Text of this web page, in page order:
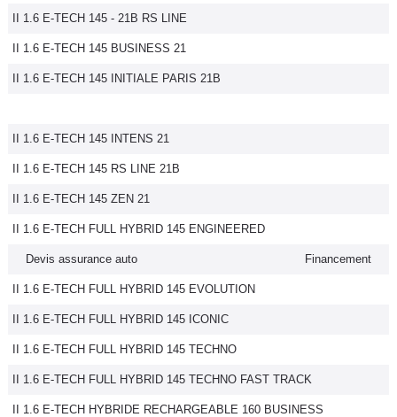
II 1.6 E-TECH 145 - 21B RS LINE
II 1.6 E-TECH 145 BUSINESS 21
II 1.6 E-TECH 145 INITIALE PARIS 21B
II 1.6 E-TECH 145 INTENS 21
II 1.6 E-TECH 145 RS LINE 21B
II 1.6 E-TECH 145 ZEN 21
II 1.6 E-TECH FULL HYBRID 145 ENGINEERED
Devis assurance auto Financement
II 1.6 E-TECH FULL HYBRID 145 EVOLUTION
II 1.6 E-TECH FULL HYBRID 145 ICONIC
II 1.6 E-TECH FULL HYBRID 145 TECHNO
II 1.6 E-TECH FULL HYBRID 145 TECHNO FAST TRACK
II 1.6 E-TECH HYBRIDE RECHARGEABLE 160 BUSINESS